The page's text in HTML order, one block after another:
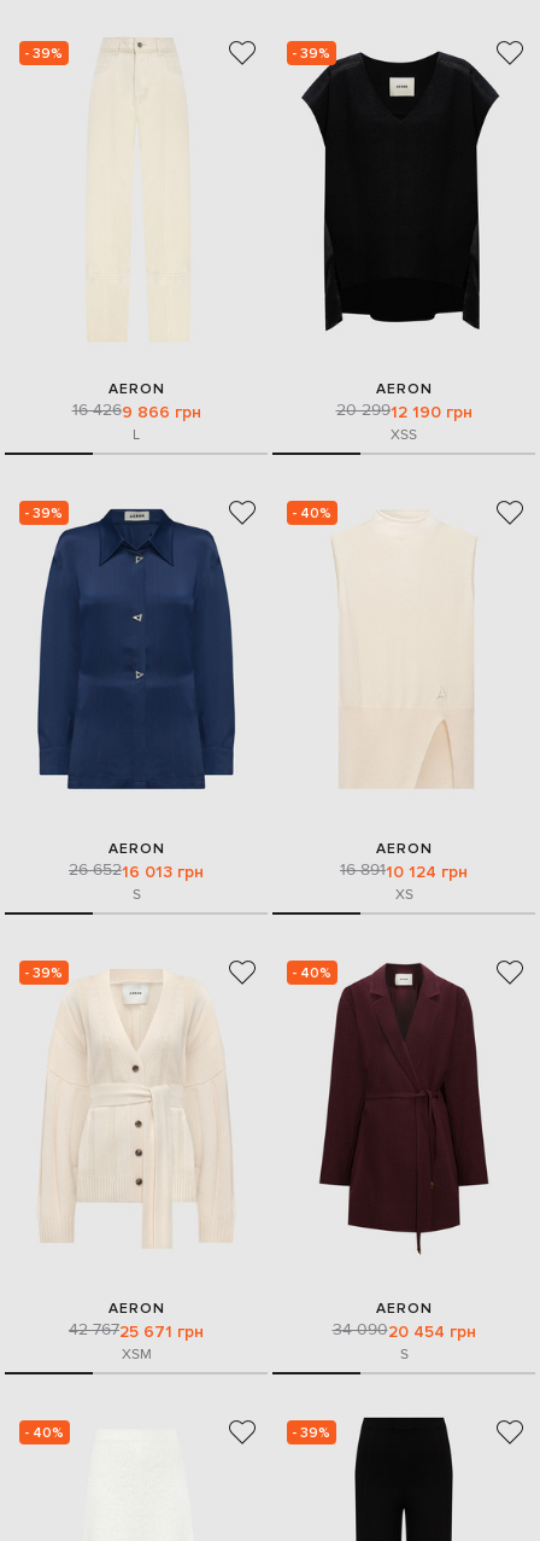
- 39%
AERON
16 4269 866 грн
L
- 39%
AERON
20 29912 190 грн
XSS
- 39%
AERON
26 65216 013 грн
S
- 40%
AERON
16 89110 124 грн
XS
- 39%
AERON
42 76725 671 грн
XSM
- 40%
AERON
34 09020 454 грн
S
- 40% - 39%